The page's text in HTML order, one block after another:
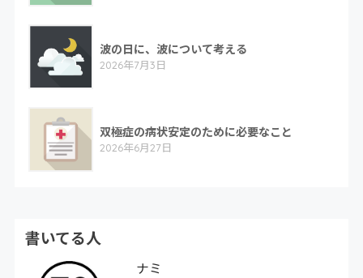
波の日に、波について考える
2026年7月3日
双極症の病状安定のために必要なこと
2026年6月27日
書いてる人
ナミ